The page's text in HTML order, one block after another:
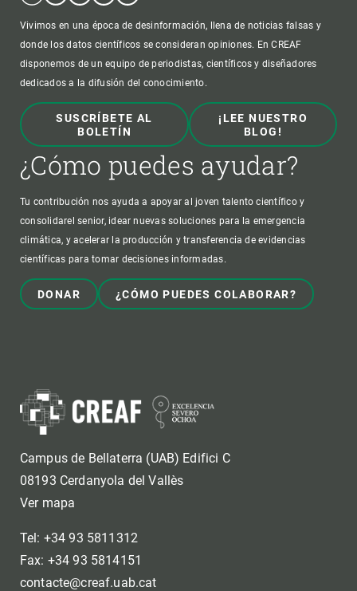
Vivimos en una época de desinformación, llena de noticias falsas y
donde los datos científicos se consideran opiniones. En CREAF
disponemos de un equipo de periodistas, científicos y diseñadores
dedicados a la difusión del conocimiento.
SUSCRÍBETE AL
BOLETÍN
¡LEE NUESTRO
BLOG!
¿Cómo puedes ayudar?
Tu contribución nos ayuda a apoyar al joven talento científico y
consolidarel senior, idear nuevas soluciones para la emergencia
climática, y acelerar la producción y transferencia de evidencias
científicas para tomar decisiones informadas.
DONAR ¿CÓMO PUEDES COLABORAR?
Campus de Bellaterra (UAB) Edifici C
08193 Cerdanyola del Vallès
Ver mapa
Tel: +34 93 5811312
Fax: +34 93 5814151
contacte@creaf.uab.cat